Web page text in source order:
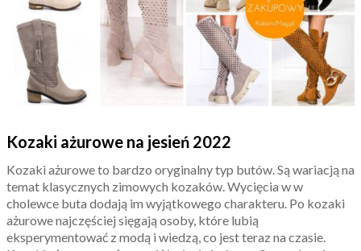
Kozaki ażurowe na jesień 2022
Kozaki ażurowe to bardzo oryginalny typ butów. Są wariacją na
temat klasycznych zimowych kozaków. Wycięcia w w
cholewce buta dodają im wyjątkowego charakteru. Po kozaki
ażurowe najczęściej sięgają osoby, które lubią
eksperymentować z modą i wiedzą, co jest teraz na czasie.